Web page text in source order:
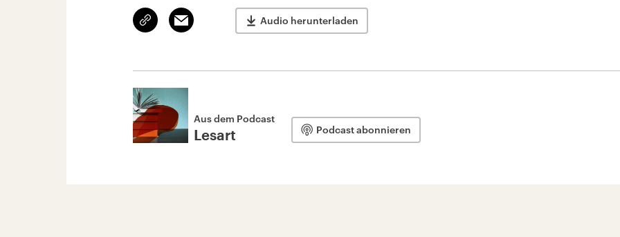
Link
kopieren/teilen
Email Audio herunterladen
Aus dem Podcast
Lesart Podcast abonnieren